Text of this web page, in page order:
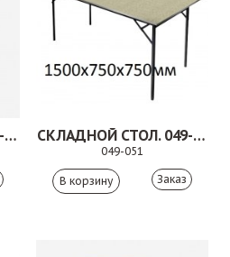
СКЛАДНОЙ СТОЛ. 049-050 СКЛАДНОЙ СТОЛ. 049-051
049-051
Заказ